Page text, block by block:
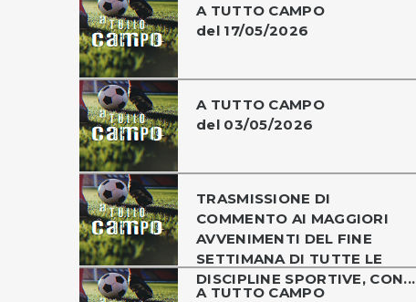
A TUTTO CAMPO
del 17/05/2026
A TUTTO CAMPO
del 03/05/2026
TRASMISSIONE DI
COMMENTO AI MAGGIORI
AVVENIMENTI DEL FINE
SETTIMANA DI TUTTE LE
DISCIPLINE SPORTIVE, CON...
A TUTTO CAMPO